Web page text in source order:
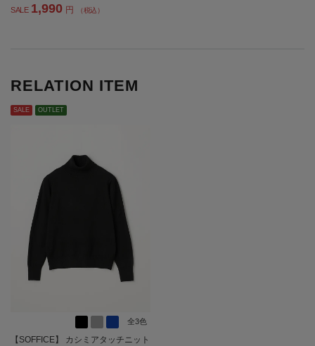
SALE 1,990 円 （税込）
RELATION ITEM
SALE OUTLET
全3色
【SOFFICE】 カシミアタッチニット